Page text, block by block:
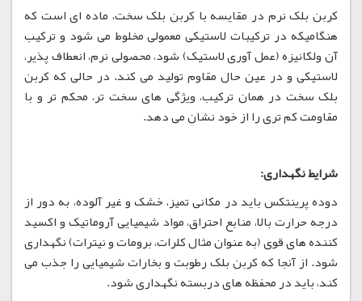
کربن بلک نرم در مقایسه با کربن بلک سخت، ماده ای است که
هنگامیکه در ترکیبات لاستیکی معمولی مخلوط می شود و ترکیب
آن ولکانیزه (عمل آوری لاستیک) شود، محصولی نرم، انعطاف پذیر،
لاستیکی و در عین حال مقاوم تولید می کند. در حالی که کربن
بلک سخت در همان ترکیب، ویژگی های سخت تر، محکم تر و با
مقاومت کم تری را از خود نشان می دهد.
شرایط نگهداری:
دوده پرینتکس باید در مکانی تمیز، خشک و غیر آلوده، به دور از
درجه حرارت بالا، منابع احتراق، مواد شیمیایی آروماتیک و اکسید
کننده های قوی (به عنوان مثال کلرات، برومات و نیترات) نگهداری
شود. از آنجا که کربن بلک رطوبت و بخارات شیمیایی را جذب می
کند، باید در محفظه های دربسته نگهداری شود.